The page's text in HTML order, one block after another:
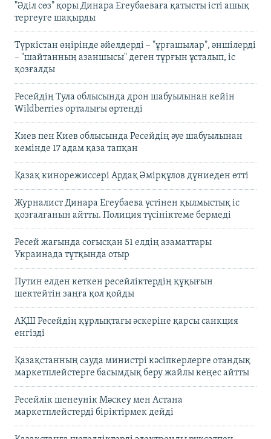
"Әділ сөз" қоры Динара Егеубаеваға қатысты істі ашық
тергеуге шақырды
Түркістан өңірінде әйелдерді – "ұрғашылар", әншілерді
– "шайтанның азаншысы" деген тұрғын ұсталып, іс
қозғалды
Ресейдің Тула облысында дрон шабуылынан кейін
Wildberries орталығы өртенді
Киев пен Киев облысында Ресейдің әуе шабуылынан
кемінде 17 адам қаза тапқан
Қазақ кинорежиссері Ардақ Әмірқұлов дүниеден өтті
Журналист Динара Егеубаева үстінен қылмыстық іс
қозғалғанын айтты. Полиция түсініктеме бермеді
Ресей жағында соғысқан 51 елдің азаматтары
Украинада тұтқында отыр
Путин елден кеткен ресейліктердің құқығын
шектейтін заңға қол қойды
АҚШ Ресейдің құрлықтағы әскеріне қарсы санкция
енгізді
Қазақстанның сауда министрі кәсіпкерлерге отандық
маркетплейстерге басымдық беру жайлы кеңес айтты
Ресейлік шенеунік Мәскеу мен Астана
маркетплейстерді біріктірмек дейді